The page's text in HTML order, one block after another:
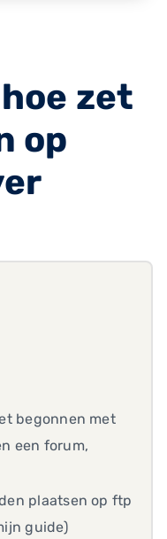
zet
op
begonnen met
een forum,
plaatsen op ftp
guide)